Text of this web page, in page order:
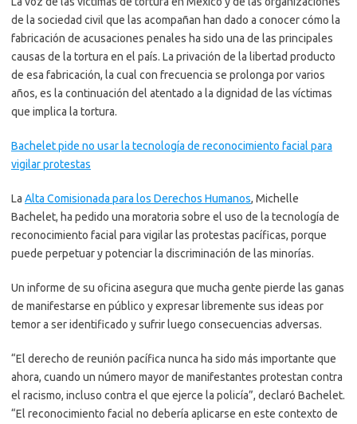
de la sociedad civil que las acompañan han dado a conocer cómo la
fabricación de acusaciones penales ha sido una de las principales
causas de la tortura en el país. La privación de la libertad producto
de esa fabricación, la cual con frecuencia se prolonga por varios
años, es la continuación del atentado a la dignidad de las víctimas
que implica la tortura.
Bachelet pide no usar la tecnología de reconocimiento facial para
vigilar protestas
La Alta Comisionada para los Derechos Humanos, Michelle
Bachelet, ha pedido una moratoria sobre el uso de la tecnología de
reconocimiento facial para vigilar las protestas pacíficas, porque
puede perpetuar y potenciar la discriminación de las minorías.
Un informe de su oficina asegura que mucha gente pierde las ganas
de manifestarse en público y expresar libremente sus ideas por
temor a ser identificado y sufrir luego consecuencias adversas.
“El derecho de reunión pacífica nunca ha sido más importante que
ahora, cuando un número mayor de manifestantes protestan contra
el racismo, incluso contra el que ejerce la policía”, declaró Bachelet.
“El reconocimiento facial no debería aplicarse en este contexto de